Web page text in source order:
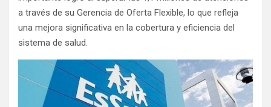
a través de su Gerencia de Oferta Flexible, lo que refleja
una mejora significativa en la cobertura y eficiencia del
sistema de salud.